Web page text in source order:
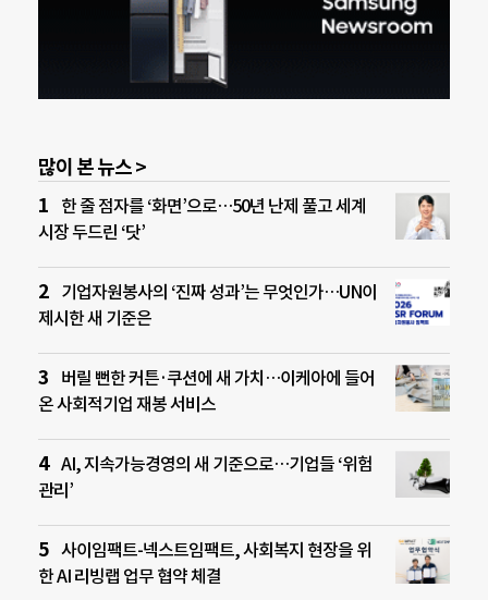
많이 본 뉴스 >
한 줄 점자를 ‘화면’으로…50년 난제 풀고 세계
시장 두드린 ‘닷’
기업자원봉사의 ‘진짜 성과’는 무엇인가…UN이
제시한 새 기준은
버릴 뻔한 커튼·쿠션에 새 가치…이케아에 들어
온 사회적기업 재봉 서비스
AI, 지속가능경영의 새 기준으로…기업들 ‘위험
관리’
사이임팩트-넥스트임팩트, 사회복지 현장을 위
한 AI 리빙랩 업무 협약 체결